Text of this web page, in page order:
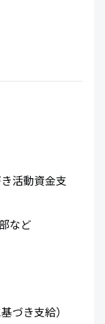
活動資金支
など
づき支給）